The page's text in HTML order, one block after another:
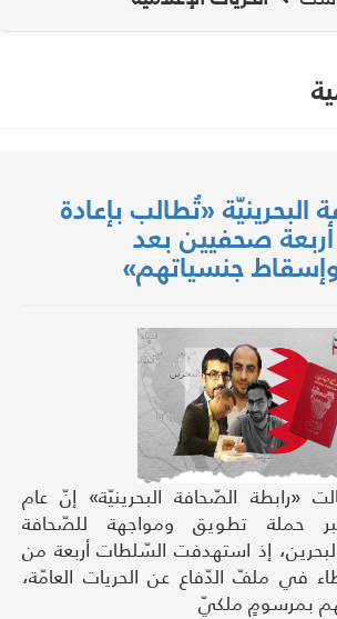
«تُطالب بإعادة
صحفيين بعد
جنسياتهم»
الصّحافة البحرينيّة» إنّ عام
حملة تطويق ومواجهة للصّحافة
إذ استهدفت السّلطات أربعة من
في ملفّ الدّفاع عن الحريات العامّة،
بمرسومٍ ملكيّ